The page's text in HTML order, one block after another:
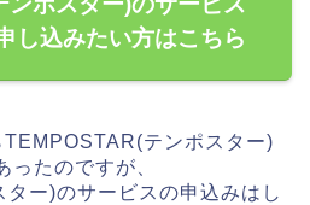
し込みたい方はこちら
テンポスター)
ったのですが、
ー)のサービスの申込みはし